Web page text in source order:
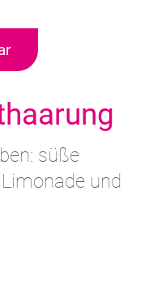
süße
und